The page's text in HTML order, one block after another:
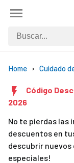
Home Cuidado
Código
2026
No te pierdas las
descuentos en
descubrir
especiales!